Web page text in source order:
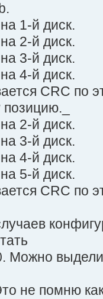
1-й диск.
2-й диск.
3-й диск.
4-й диск.
CRC по
2-й диск.
3-й диск.
4-й диск.
5-й диск.
CRC по
Можно
не помню